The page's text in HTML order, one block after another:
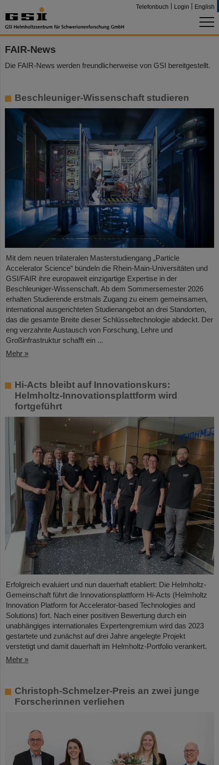
Telefonbuch Login English
FAIR-News
Die FAIR-News werden freundlicherweise von GSI bereitgestellt.
Beschleuniger-Wissenschaft studieren
Mit dem neuen trilateralen Masterstudiengang „Particle
Accelerator Science“ bündeln die Rhein-Main-Universitäten und
GSI/FAIR ihre europaweit einzigartige Expertise in der
Beschleuniger-Wissenschaft. Ab dem Sommersemester 2026
erhalten Studierende erstmals Zugang zu einem gemeinsamen,
international ausgerichteten Studienangebot an drei Standorten,
das die gesamte Breite dieser Schlüsseltechnologie abdeckt. Der
eng verzahnte Austausch von Forschung, Lehre und
Großinfrastruktur schafft ein ...
Mehr »
Hi-Acts bleibt auf Innovationskurs:
Helmholtz-Innovationsplattform wird
fortgeführt
Erfolgreich evaluiert und nun dauerhaft etabliert: Die Helmholtz-
Gemeinschaft führt die Innovationsplattform Hi-Acts (Helmholtz
Innovation Platform for Accelerator-based Technologies and
Solutions) fort. Nach einer positiven Bewertung durch ein
unabhängiges internationales Expertengremium wird das 2023
gestartete und zunächst auf drei Jahre angelegte Projekt
verstetigt und damit dauerhaft im Helmholtz-Portfolio verankert.
Mehr »
Christoph-Schmelzer-Preis an zwei junge
Forscherinnen verliehen